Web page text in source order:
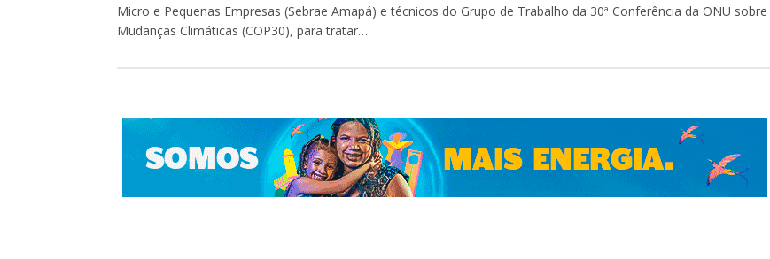
Micro e Pequenas Empresas (Sebrae Amapá) e técnicos do Grupo de Trabalho da 30ª Conferência da ONU sobre
Mudanças Climáticas (COP30), para tratar…